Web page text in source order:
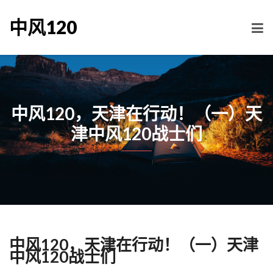
中风120
中风120，天津在行动！（一）天
津中风120战士们
中风120，天津在行动！（一）天津
中风120战士们